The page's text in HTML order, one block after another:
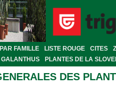
PAR FAMILLE LISTE ROUGE CITES
GALANTHUS PLANTES DE LA
DES